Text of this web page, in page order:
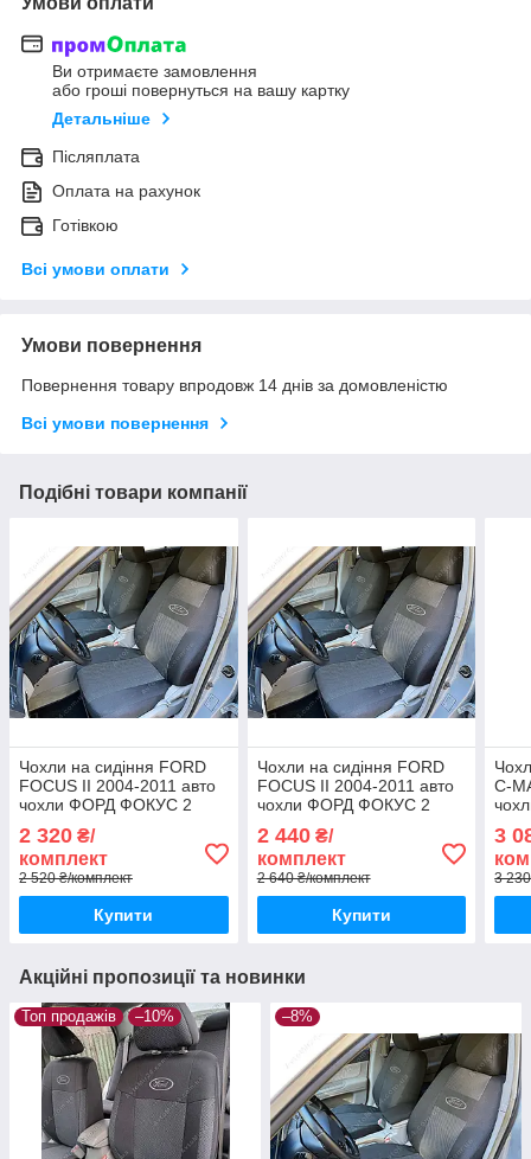
Ви отримаєте замовлення
або гроші повернуться на вашу картку
Детальніше
Післяплата
Оплата на рахунок
Готівкою
Всі умови оплати
Умови повернення
Повернення товару впродовж 14 днів за домовленістю
Всі умови повернення
Подібні товари компанії
Чохли на сидіння FORD
FOCUS II 2004-2011 авто
чохли ФОРД ФОКУС 2
2 320 ₴/
комплект
2 520 ₴/комплект
Купити
Чохли на сидіння FORD
FOCUS II 2004-2011 авто
чохли ФОРД ФОКУС 2
2 440₴/
комплект
2 640 ₴/комплект
Купити
C-
3
3
Акційні пропозиції та новинки
Топ продажів –10% –8%